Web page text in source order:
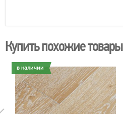
Купить похожие товары
в наличии